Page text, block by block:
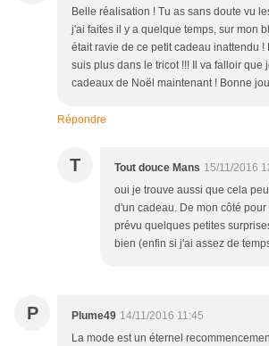
Belle réalisation ! Tu as sans doute vu
j'ai faites il y a quelque temps, sur mon
était ravie de ce petit cadeau inattendu !
suis plus dans le tricot !!! Il va falloir que
cadeaux de Noël maintenant ! Bonne
Répondre
T Tout douce Mans 15/11/2016
oui je trouve aussi que cela
d'un cadeau. De mon côté
prévu quelques petites
bien (enfin si j'ai assez de
P Plume49 14/11/2016 11:45
La mode est un éternel